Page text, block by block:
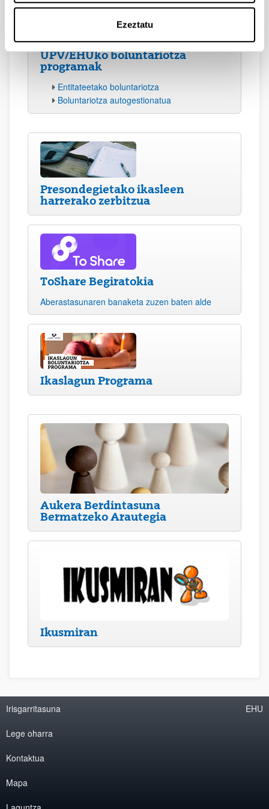
Ezeztatu
UPV/EHUko boluntariotza
programak
Entitateetako boluntariotza
Boluntariotza autogestionatua
Presondegietako ikasleen
harrerako zerbitzua
ToShare Begiratokia
Aberastasunaren banaketa zuzen baten alde
Ikaslagun Programa
Aukera Berdintasuna
Bermatzeko Arautegia
Ikusmiran
Irisgarritasuna
Lege oharra
Kontaktua
Mapa
EHU